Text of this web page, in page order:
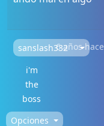
sanslash332
i'm
the
boss
6 años hace
Opciones